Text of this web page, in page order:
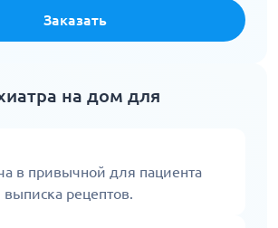
Заказать
на дом для
в привычной для пациента
выписка рецептов.